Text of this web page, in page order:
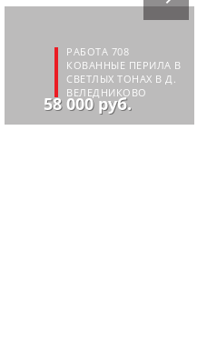
РАБОТА 708
КОВАННЫЕ ПЕРИЛА В
СВЕТЛЫХ ТОНАХ В Д.
ВЕЛЕДНИКОВО
58 000 руб.